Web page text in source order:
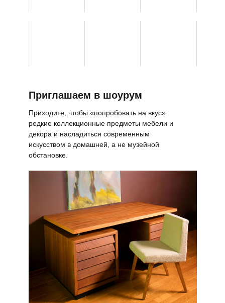
Приглашаем в шоурум
Приходите, чтобы «попробовать на вкус»
редкие коллекционные предметы мебели и
декора и насладиться современным
искусством в домашней, а не музейной
обстановке.